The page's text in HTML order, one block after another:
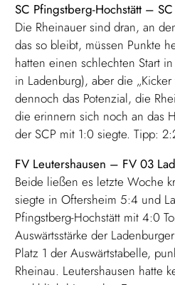
SC Pfingstberg-Hochstätt –
Die Rheinauer sind dran, an
das so bleibt, müssen Punkte
hatten einen schlechten Start
in Ladenburg), aber die
dennoch das Potenzial, die
die erinnern sich noch an das
der SCP mit 1:0 siegte. Tipp:
FV Leutershausen – FV 03
Beide ließen es letzte Woche
siegte in Oftersheim 5:4 und
Pfingstberg-Hochstätt mit 4:0
Auswärtsstärke der
Platz 1 der Auswärtstabelle,
Rheinau. Leutershausen hatte